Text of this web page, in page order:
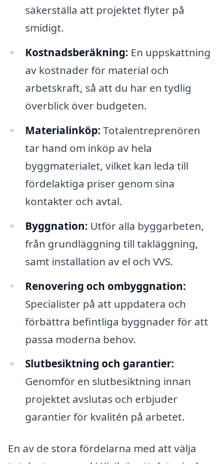
säkerställa att projektet flyter på
smidigt.
Kostnadsberäkning: En uppskattning
av kostnader för material och
arbetskraft, så att du har en tydlig
överblick över budgeten.
Materialinköp: Totalentreprenören
tar hand om inköp av hela
byggmaterialet, vilket kan leda till
fördelaktiga priser genom sina
kontakter och avtal.
Byggnation: Utför alla byggarbeten,
från grundläggning till takläggning,
samt installation av el och VVS.
Renovering och ombyggnation:
Specialister på att uppdatera och
förbättra befintliga byggnader för att
passa moderna behov.
Slutbesiktning och garantier:
Genomför en slutbesiktning innan
projektet avslutas och erbjuder
garantier för kvalitén på arbetet.
En av de stora fördelarna med att välja